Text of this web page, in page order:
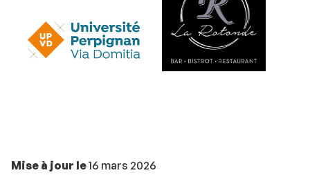
Mise à jour le16 mars 2026